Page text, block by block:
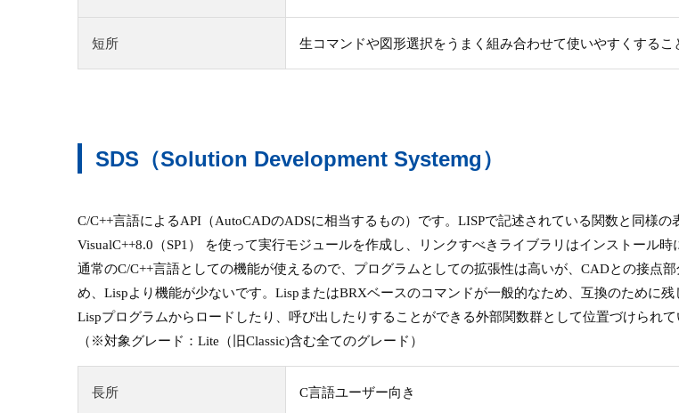
短所 生コマンドや図形選択をうまく組み合わせて使いやすくする
SDS（Solution Development Systemg）
C/C++言語によるAPI（AutoCADのADSに相当するもの）です。LISPで記述されている関数と同様の
VisualC++8.0（SP1） を使って実行モジュールを作成し、リンクすべきライブラリはインストール
通常のC/C++言語としての機能が使えるので、プログラムとしての拡張性は高いが、CADとの接点
め、Lispより機能が少ないです。LispまたはBRXベースのコマンドが一般的なため、互換のために残
Lispプログラムからロードしたり、呼び出したりすることができる外部関数群として位置づけられて
（※対象グレード：Lite（旧Classic)含む全てのグレード）
長所 C言語ユーザー向き